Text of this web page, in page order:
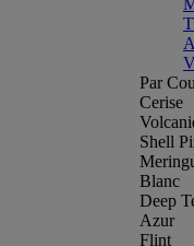
Par
Cerise
Shell
Blanc
Deep
Azur
Flint